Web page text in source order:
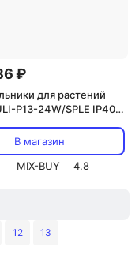
₽
для растений
P13-24W/SPLE IP40
В магазин
MIX-BUY
4.8
12 13